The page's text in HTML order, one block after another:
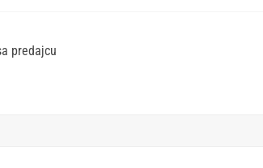
predajcu